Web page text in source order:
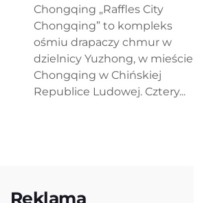
Chongqing „Raffles City
Chongqing” to kompleks
ośmiu drapaczy chmur w
dzielnicy Yuzhong, w mieście
Chongqing w Chińskiej
Republice Ludowej. Cztery...
Reklama